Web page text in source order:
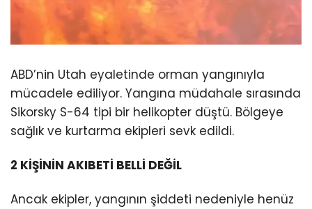
ABD’nin Utah eyaletinde orman yangınıyla
mücadele ediliyor. Yangına müdahale sırasında
Sikorsky S-64 tipi bir helikopter düştü. Bölgeye
sağlık ve kurtarma ekipleri sevk edildi.
2 KİŞİNİN AKIBETİ BELLİ DEĞİL
Ancak ekipler, yangının şiddeti nedeniyle henüz